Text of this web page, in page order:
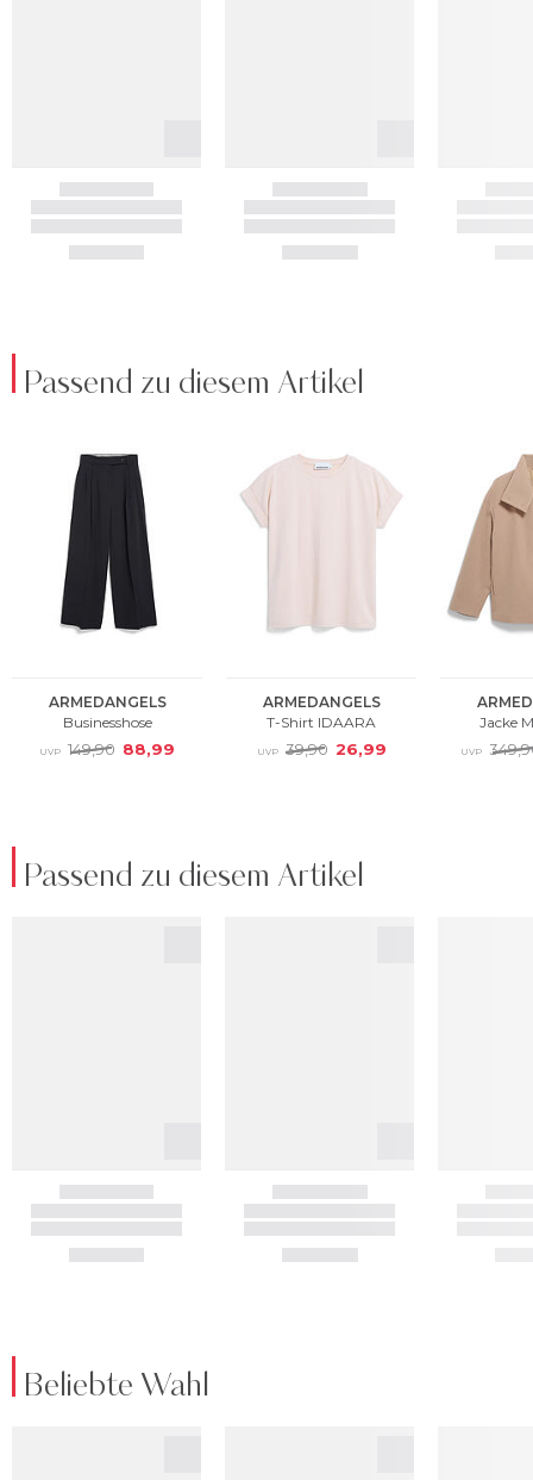
Passend zu diesem Artikel
Passend zu diesem Artikel
Beliebte Wahl